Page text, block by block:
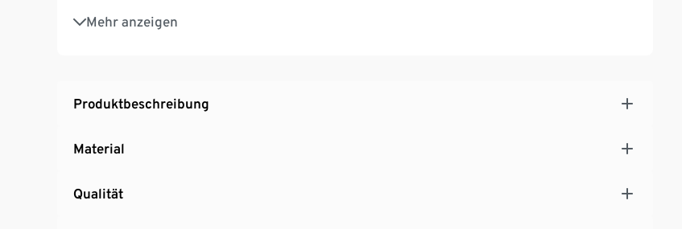
Mehr anzeigen
Aus FSC®-zertifiziertem Holz
Produktbeschreibung
Material
Qualität